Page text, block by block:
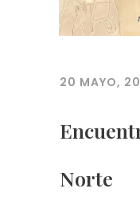
20 MAYO,
Norte